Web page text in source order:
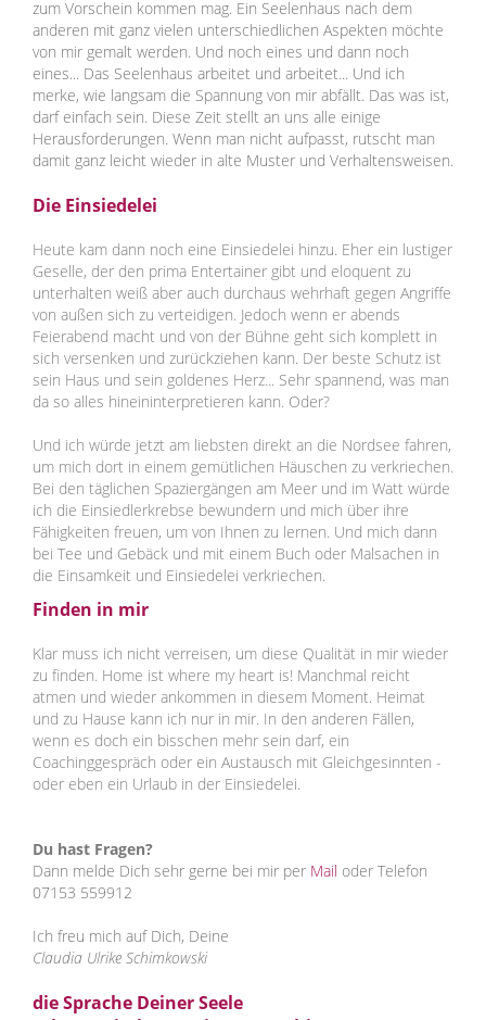
zum Vorschein kommen mag. Ein Seelenhaus nach dem
anderen mit ganz vielen unterschiedlichen Aspekten möchte
von mir gemalt werden. Und noch eines und dann noch
eines... Das Seelenhaus arbeitet und arbeitet... Und ich
merke, wie langsam die Spannung von mir abfällt. Das was ist,
darf einfach sein. Diese Zeit stellt an uns alle einige
Herausforderungen. Wenn man nicht aufpasst, rutscht man
damit ganz leicht wieder in alte Muster und Verhaltensweisen.
Die Einsiedelei
Heute kam dann noch eine Einsiedelei hinzu. Eher ein lustiger
Geselle, der den prima Entertainer gibt und eloquent zu
unterhalten weiß aber auch durchaus wehrhaft gegen Angriffe
von außen sich zu verteidigen. Jedoch wenn er abends
Feierabend macht und von der Bühne geht sich komplett in
sich versenken und zurückziehen kann. Der beste Schutz ist
sein Haus und sein goldenes Herz... Sehr spannend, was man
da so alles hineininterpretieren kann. Oder?
Und ich würde jetzt am liebsten direkt an die Nordsee fahren,
um mich dort in einem gemütlichen Häuschen zu verkriechen.
Bei den täglichen Spaziergängen am Meer und im Watt würde
ich die Einsiedlerkrebse bewundern und mich über ihre
Fähigkeiten freuen, um von Ihnen zu lernen. Und mich dann
bei Tee und Gebäck und mit einem Buch oder Malsachen in
die Einsamkeit und Einsiedelei verkriechen.
Finden in mir
Klar muss ich nicht verreisen, um diese Qualität in mir wieder
zu finden. Home ist where my heart is! Manchmal reicht
atmen und wieder ankommen in diesem Moment. Heimat
und zu Hause kann ich nur in mir. In den anderen Fällen,
wenn es doch ein bisschen mehr sein darf, ein
Coachinggespräch oder ein Austausch mit Gleichgesinnten -
oder eben ein Urlaub in der Einsiedelei.
Du hast Fragen?
Dann melde Dich sehr gerne bei mir per Mail oder Telefon
07153 559912
Ich freu mich auf Dich, Deine
Claudia Ulrike Schimkowski
die Sprache Deiner Seele